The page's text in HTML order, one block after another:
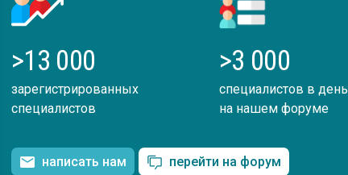
>13 000
зарегистрированных
специалистов
>3 000
специалистов в день
на нашем форуме
написать нам перейти на форум